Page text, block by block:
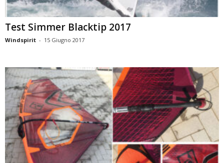
Test Simmer Blacktip 2017
Windspirit - 15 Giugno 2017